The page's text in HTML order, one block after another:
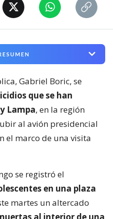
Gabriel Boric, se
que se han
Lampa, en la región
al avión presidencial
el marco de una visita
se registró el
en una plaza
martes un altercado
al interior de una